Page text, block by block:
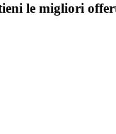
le migliori